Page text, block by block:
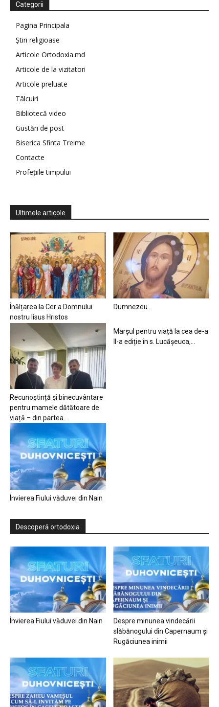
Categorii
Pagina Principala
Știri religioase
Articole Ortodoxia.md
Articole de la vizitatori
Articole preluate
Tâlcuiri
Bibliotecă video
Gustări de post
Biserica Sfinta Treime
Contacte
Profețiile timpului
Ultimele articole
Înălțarea la Cer a Domnului
nostru Iisus Hristos
Dumnezeu…
Recunoștință și binecuvântare
pentru mamele dătătoare de
viață – din partea...
Marșul pentru viață la cea de-a
II-a ediție în s. Lucășeuca,...
Învierea Fiului văduvei din Nain
Descoperă ortodoxia
Învierea Fiului văduvei din Nain
Despre minunea vindecării
slăbănogului din Capernaum și
Rugăciunea inimii